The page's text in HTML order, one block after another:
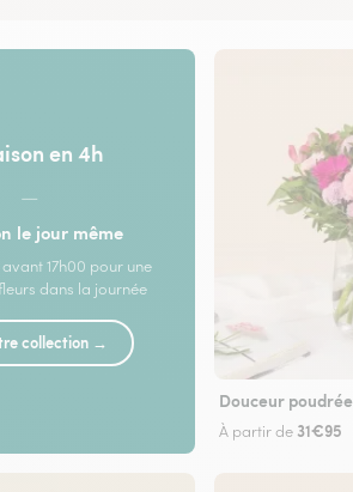
en 4h
—
le jour même
17h00 pour une
dans la journée
collection →
Douceur poudrée
À partir de 31€95